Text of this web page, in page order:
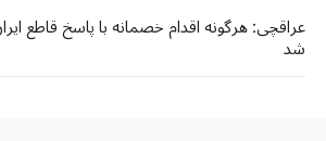
عراقچی: هرگونه اقدام خصمانه با پاسخ قاطع
شد